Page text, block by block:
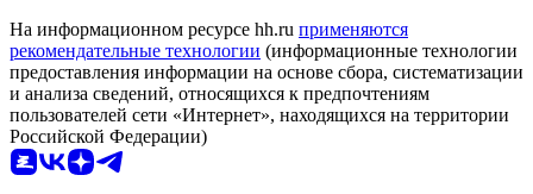
На информационном ресурсе hh.ru применяются
рекомендательные технологии (информационные технологии
предоставления информации на основе сбора, систематизации
и анализа сведений, относящихся к предпочтениям
пользователей сети «Интернет», находящихся на территории
Российской Федерации)